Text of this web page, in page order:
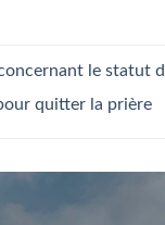
le statut
quitter la prière